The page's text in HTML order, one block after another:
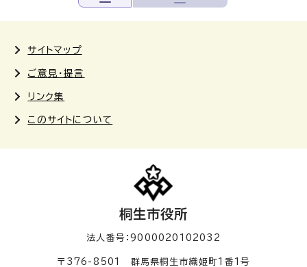
サイトマップ
ご意見・提言
リンク集
このサイトについて
桐生市役所
法人番号：9000020102032
〒376-8501 群馬県桐生市織姫町1番1号